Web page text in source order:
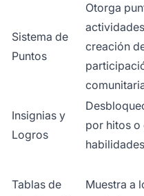
Sistema de
Puntos
Otorga
creación
Insignias y
Logros
por hitos
habilidades
Tablas de
Muestra a